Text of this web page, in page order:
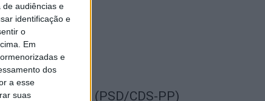
de audiências e
identificação e
o
Em
e
dos
a esse
suas
2026
por todos (PSD/CDS-PP)